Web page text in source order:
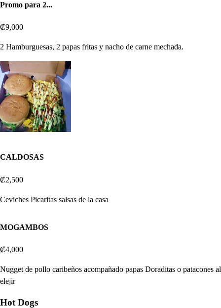
Promo para 2...
₡9,000
2 Hamburguesas, 2 papas fritas y nacho de carne mechada.
CALDOSAS
₡2,500
Ceviches Picaritas salsas de la casa
MOGAMBOS
₡4,000
Nugget de pollo caribeños acompañado papas Doraditas o patacones al
elejir
Hot Dogs